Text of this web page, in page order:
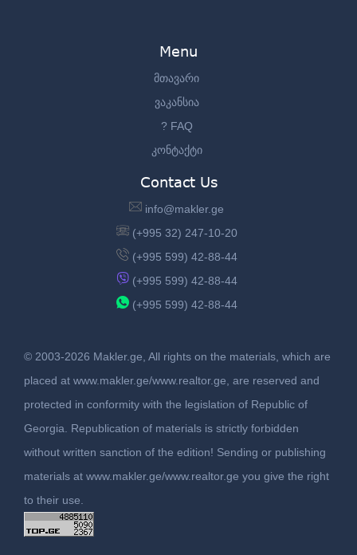
Menu
მთავარი
ვაკანსია
? FAQ
კონტაქტი
Contact Us
info@makler.ge
(+995 32) 247-10-20
(+995 599) 42-88-44
(+995 599) 42-88-44
(+995 599) 42-88-44
© 2003-2026 Makler.ge, All rights on the materials, which are
placed at www.makler.ge/www.realtor.ge, are reserved and
protected in conformity with the legislation of Republic of
Georgia. Republication of materials is strictly forbidden
without written sanction of the edition! Sending or publishing
materials at www.makler.ge/www.realtor.ge you give the right
to their use.